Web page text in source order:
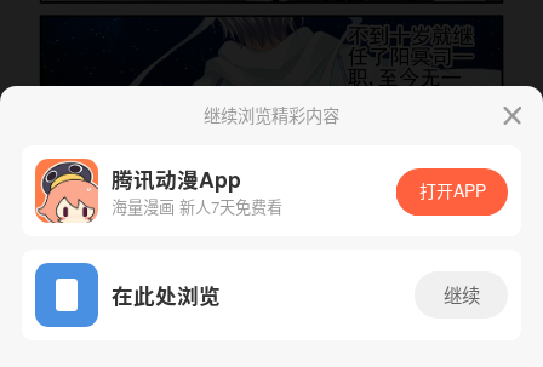
App免费看
下一话 腾漫App免费看
继续浏览精彩内容
腾讯动漫App
海量漫画 新人7天免费看
打开APP
在此处浏览 继续